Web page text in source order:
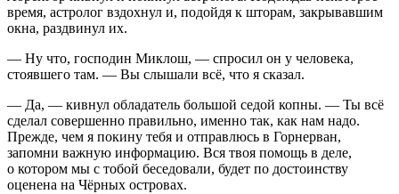
время, астролог вздохнул и, подойдя к шторам, закрывавшим
окна, раздвинул их.
— Ну что, господин Миклош, — спросил он у человека,
стоявшего там. — Вы слышали всё, что я сказал.
— Да, — кивнул обладатель большой седой копны. — Ты всё
сделал совершенно правильно, именно так, как нам надо.
Прежде, чем я покину тебя и отправлюсь в Горнерван,
запомни важную информацию. Вся твоя помощь в деле,
о котором мы с тобой беседовали, будет по достоинству
оценена на Чёрных островах.